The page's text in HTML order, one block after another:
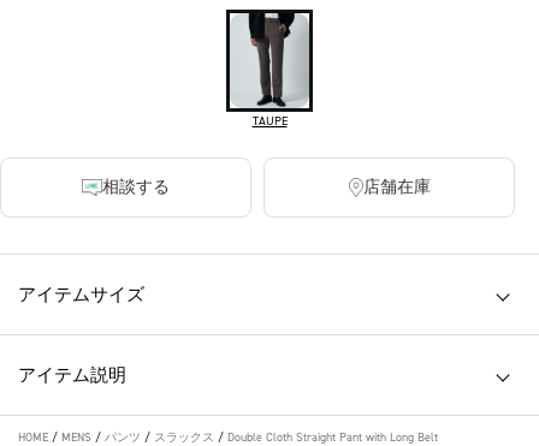
TAUPE
相談する 店舗在庫
アイテムサイズ
アイテム説明
HOME / MENS / パンツ / スラックス / Double Cloth Straight Pant with Long Belt